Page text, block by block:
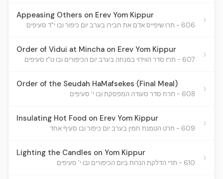
Appeasing Others on Erev Yom Kippur
606 - תרו שיפייס אדם את חבירו בערב יום כיפור ובו י"ד סעיפים ›
Order of Vidui at Mincha on Erev Yom Kippur
607 - תרז סדר הווידוי במנחה בערב יום הכיפורים ובו ט"ז סעיפים ›
Order of the Seudah HaMafsekes (Final Meal)
608 - תרח סדר סעודה המפסקת ובו י' סעיפים ›
Insulating Hot Food on Erev Yom Kippur
609 - תרט הטמנת חמין בערב יום כיפור ובו סעיף אחד ›
Lighting the Candles on Yom Kippur
610 - תרי הדלקת הנרות ביום הכיפורים ובו י' סעיפים ›